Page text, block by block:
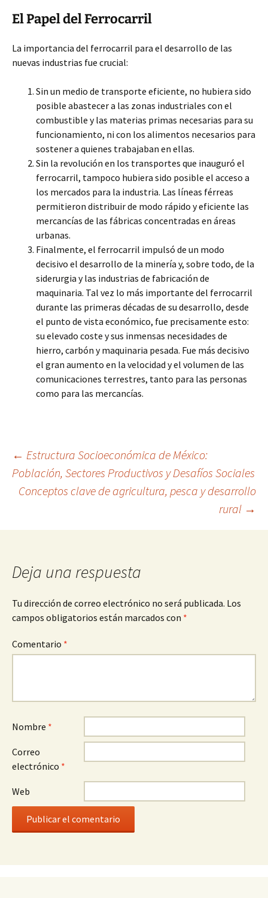
El Papel del Ferrocarril
La importancia del ferrocarril para el desarrollo de las
nuevas industrias fue crucial:
Sin un medio de transporte eficiente, no hubiera sido
posible abastecer a las zonas industriales con el
combustible y las materias primas necesarias para su
funcionamiento, ni con los alimentos necesarios para
sostener a quienes trabajaban en ellas.
Sin la revolución en los transportes que inauguró el
ferrocarril, tampoco hubiera sido posible el acceso a
los mercados para la industria. Las líneas férreas
permitieron distribuir de modo rápido y eficiente las
mercancías de las fábricas concentradas en áreas
urbanas.
Finalmente, el ferrocarril impulsó de un modo
decisivo el desarrollo de la minería y, sobre todo, de la
siderurgia y las industrias de fabricación de
maquinaria. Tal vez lo más importante del ferrocarril
durante las primeras décadas de su desarrollo, desde
el punto de vista económico, fue precisamente esto:
su elevado coste y sus inmensas necesidades de
hierro, carbón y maquinaria pesada. Fue más decisivo
el gran aumento en la velocidad y el volumen de las
comunicaciones terrestres, tanto para las personas
como para las mercancías.
Navegación
de
entradas
← Estructura Socioeconómica de México:
Población, Sectores Productivos y Desafíos Sociales
Conceptos clave de agricultura, pesca y desarrollo
rural →
Deja una respuesta
Tu dirección de correo electrónico no será publicada. Los
campos obligatorios están marcados con *
Comentario *
Nombre *
Correo
electrónico *
Web